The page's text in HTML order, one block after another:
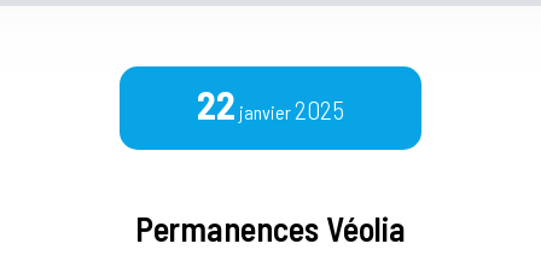
22 janvier2025
Permanences Véolia